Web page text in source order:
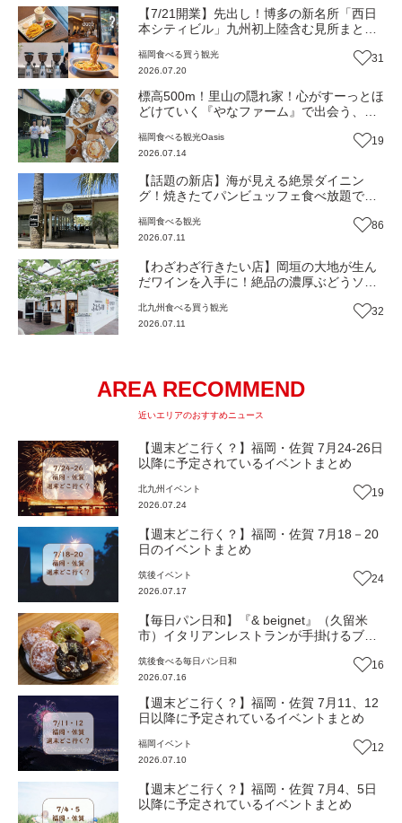
【7/21開業】先出し！博多の新名所「西日
本シティビル」九州初上陸含む見所まとめ
福岡食べる買う観光
2026.07.20
31
標高500m！里山の隠れ家！心がすーっとほ
どけていく『やなファーム』で出会う、本
村）【Oasis~心の休息地をめぐる旅~】
福岡食べる観光Oasis
2026.07.14
19
【話題の新店】海が見える絶景ダイニン
グ！焼きたてパンビュッフェ食べ放題で大
Beach Cafe』（福岡・糸島市）【まち歩
き】
福岡食べる観光
2026.07.11
86
【わざわざ行きたい店】岡垣の大地が生ん
だワインを入手に！絶品の濃厚ぶどうソフ
『ぶどうの樹のワイナリー』（福岡・岡垣
町）【まち歩き】
北九州食べる買う観光
2026.07.11
32
AREA RECOMMEND
近いエリアのおすすめニュース
【週末どこ行く？】福岡・佐賀 7月24-26日
以降に予定されているイベントまとめ
北九州 イベント
2026.07.24
19
【週末どこ行く？】福岡・佐賀 7月18－20
日のイベントまとめ
筑後イベント
2026.07.17
24
【毎日パン日和】『& beignet』（久留米
市）イタリアンレストランが手掛けるブリ
筑後食べる毎日パン日和
2026.07.16
16
【週末どこ行く？】福岡・佐賀 7月11、12
日以降に予定されているイベントまとめ
福岡 イベント
2026.07.10
12
【週末どこ行く？】福岡・佐賀 7月4、5日
以降に予定されているイベントまとめ